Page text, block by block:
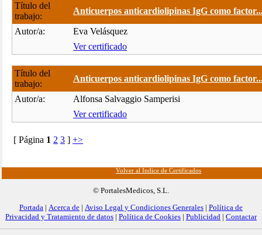
Título del
trabajo:
Anticuerpos anticardiolipinas IgG como
Autor/a:
Eva Velásquez
Ver certificado
Título del
trabajo:
Anticuerpos anticardiolipinas IgG como
Autor/a:
Alfonsa Salvaggio Samperisi
Ver certificado
[ Página 1 2 3 ] +>
Volver al Índice de Certificados
© PortalesMedicos, S.L.
Portada | Acerca de | Aviso Legal y Condiciones Generales | Política de
Privacidad y Tratamiento de datos | Política de Cookies | Publicidad | Contactar